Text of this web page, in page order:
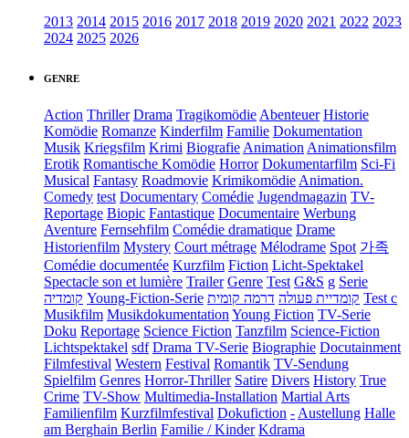
2013 2014 2015 2016 2017 2018 2019 2020 2021 2022 2023
2024 2025 2026
GENRE
Action Thriller Drama Tragikomödie Abenteuer Historie
Komödie Romanze Kinderfilm Familie Dokumentation
Musik Kriegsfilm Krimi Biografie Animation Animationsfilm
Erotik Romantische Komödie Horror Dokumentarfilm Sci-Fi
Musical Fantasy Roadmovie Krimikomödie Animation.
Comedy test Documentary Comédie Jugendmagazin TV-
Reportage Biopic Fantastique Documentaire Werbung
Aventure Fernsehfilm Comédie dramatique Drame
Historienfilm Mystery Court métrage Mélodrame Spot 가족
Comédie documentée Kurzfilm Fiction Licht-Spektakel
Spectacle son et lumière Trailer Genre Test G&S g Serie
קומדיה Young-Fiction-Serie קומדיית פעולה דרמה קומית
Test c
Musikfilm Musikdokumentation Young Fiction TV-Serie
Doku Reportage Science Fiction Tanzfilm Science-Fiction
Lichtspektakel sdf Drama TV-Serie Biographie Docutainment
Filmfestival Western Festival Romantik TV-Sendung
Spielfilm Genres Horror-Thriller Satire Divers History True
Crime TV-Show Multimedia-Installation Martial Arts
Familienfilm Kurzfilmfestival Dokufiction - Austellung Halle
am Berghain Berlin Familie / Kinder Kdrama